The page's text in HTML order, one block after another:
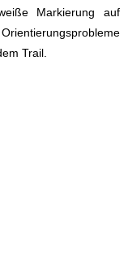
Markierung auf
Trail.